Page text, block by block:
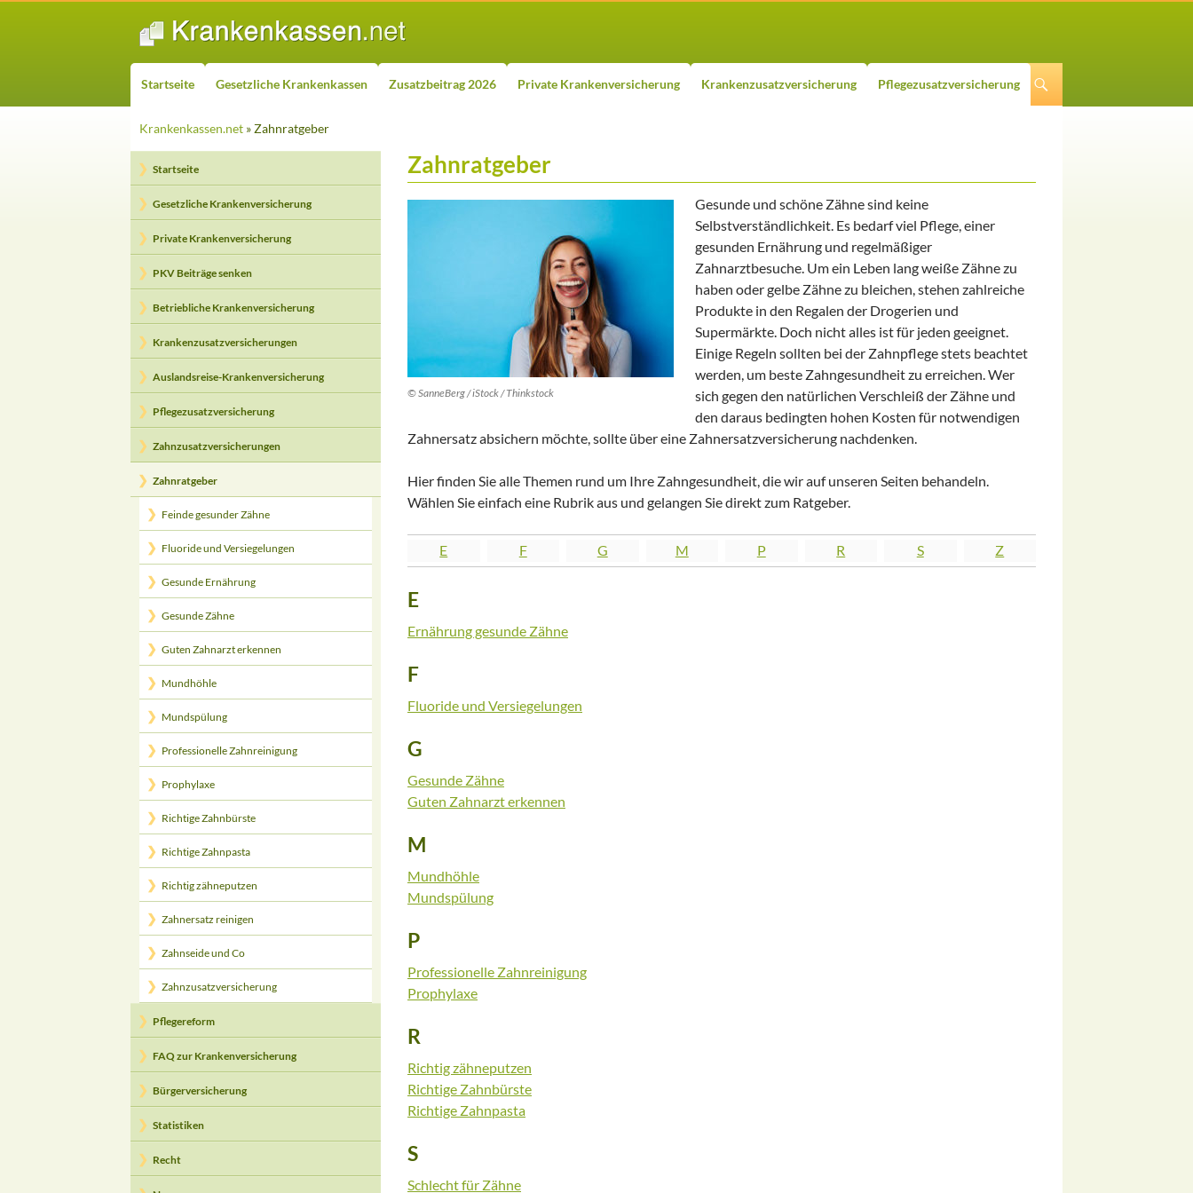
ZUM INHALT SPRINGEN
Startseite Gesetzliche Krankenkassen Zusatzbeitrag 2026 Private Krankenversicherung Krankenzusatzversicherung Pflegezusatzversicherung
Krankenkassen.net » Zahnratgeber
Zahnratgeber
© SanneBerg / iStock / Thinkstock
Gesunde und schöne Zähne sind keine
Selbstverständlichkeit. Es bedarf viel Pflege, einer
gesunden Ernährung und regelmäßiger
Zahnarztbesuche. Um ein Leben lang weiße Zähne zu
haben oder gelbe Zähne zu bleichen, stehen zahlreiche
Produkte in den Regalen der Drogerien und
Supermärkte. Doch nicht alles ist für jeden geeignet.
Einige Regeln sollten bei der Zahnpflege stets beachtet
werden, um beste Zahngesundheit zu erreichen. Wer
sich gegen den natürlichen Verschleiß der Zähne und
den daraus bedingten hohen Kosten für notwendigen
Zahnersatz absichern möchte, sollte über eine Zahnersatzversicherung nachdenken.
Hier finden Sie alle Themen rund um Ihre Zahngesundheit, die wir auf unseren Seiten behandeln.
Wählen Sie einfach eine Rubrik aus und gelangen Sie direkt zum Ratgeber.
E F G M P R S Z
E
Ernährung gesunde Zähne
F
Fluoride und Versiegelungen
G
Gesunde Zähne
Guten Zahnarzt erkennen
M
Mundhöhle
Mundspülung
P
Professionelle Zahnreinigung
Prophylaxe
R
Richtig zähneputzen
Richtige Zahnbürste
Richtige Zahnpasta
S
Schlecht für Zähne
Startseite
Gesetzliche Krankenversicherung
Private Krankenversicherung
PKV Beiträge senken
Betriebliche Krankenversicherung
Krankenzusatzversicherungen
Auslandsreise-Krankenversicherung
Pflegezusatzversicherung
Zahnzusatzversicherungen
Zahnratgeber
Feinde gesunder Zähne
Fluoride und Versiegelungen
Gesunde Ernährung
Gesunde Zähne
Guten Zahnarzt erkennen
Mundhöhle
Mundspülung
Professionelle Zahnreinigung
Prophylaxe
Richtige Zahnbürste
Richtige Zahnpasta
Richtig zähneputzen
Zahnersatz reinigen
Zahnseide und Co
Zahnzusatzversicherung
Pflegereform
FAQ zur Krankenversicherung
Bürgerversicherung
Statistiken
Recht